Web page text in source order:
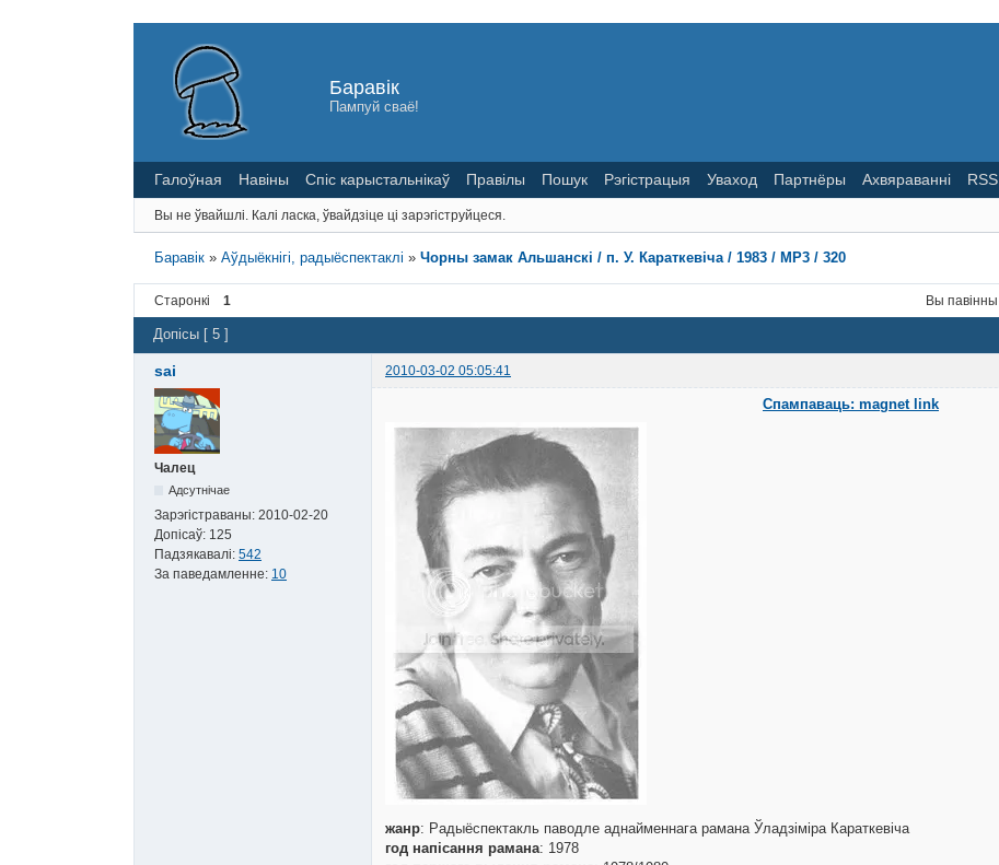
Баравік
Пампуй сваё!
Галоўная Навіны Спіс карыстальнікаў Правілы Пошук Рэгістрацыя Уваход Партнёры Ахвяраванні RSS
Вы не ўвайшлі. Калі ласка, ўвайдзіце ці зарэгіструйцеся.
Баравік »Аўдыёкнігі, радыёспектаклі »Чорны замак Альшанскі / п. У. Караткевіча / 1983 / MP3 / 320
Старонкі 1 Вы павінны
Допісы [ 5 ]
sai 2010-03-02 05:05:41
Чалец
Адсутнічае
Зарэгістраваны: 2010-02-20
Допісаў: 125
Падзякавалі: 542
За паведамленне: 10
Спампаваць: magnet link
жанр: Радыёспектакль паводле аднайменнага рамана Ўладзіміра Караткевіча
год напісання рамана: 1978